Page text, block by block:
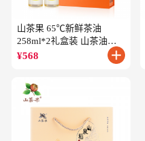
山茶果 65℃新鲜茶油
258ml*2礼盒装 山茶油一
级冷榨油茶籽油
¥568